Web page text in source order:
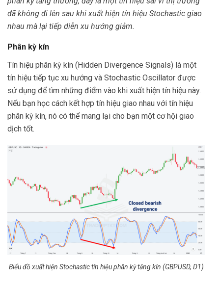
đã không đi lên sau khi xuất hiện tín hiệu Stochastic giao
nhau mà lại tiếp diễn xu hướng giảm.
Phân kỳ kín
Tín hiệu phân kỳ kín (Hidden Divergence Signals) là một
tín hiệu tiếp tục xu hướng và Stochastic Oscillator được
sử dụng để tìm những điểm vào khi xuất hiện tín hiệu này.
Nếu bạn học cách kết hợp tín hiệu giao nhau với tín hiệu
phân kỳ kín, nó có thể mang lại cho bạn một cơ hội giao
dịch tốt.
Biểu đồ xuất hiện Stochastic tín hiệu phân kỳ tăng kín (GBPUSD, D1)